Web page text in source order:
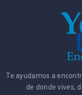
Te ayudamos a
de donde vives,